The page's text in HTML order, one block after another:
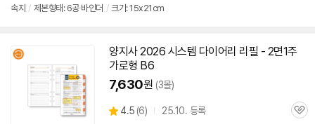
속지 / 제본형태: 6공바인더 / 크기: 15x21cm
양지사 2026 시스템 다이어리 리필 - 2면1주
가로형 B6
7,630원 (3몰)
별
4.5 (상
6) 25.10. 등록
관